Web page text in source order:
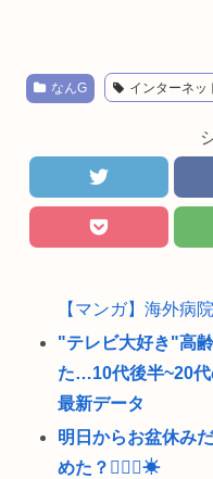
なんG インターネッ
【マンガ】海外病
"テレビ大好き"高
た…10代後半~20
最新データ
明日からお盆休み
めた？🏄‍♂🌴☀